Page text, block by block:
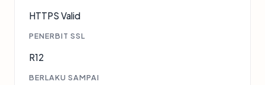
HTTPS Valid
PENERBIT SSL
R12
BERLAKU SAMPAI